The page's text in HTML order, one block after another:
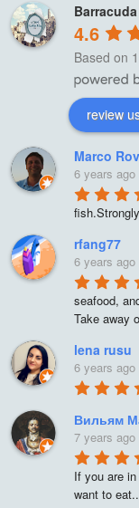
Barracuda
4.6
Based on
review
Marco
6 years ago
rfang77
6 years ago
seafood,
Take away
lena rusu
6 years ago
Вильям
7 years ago
If you are
want to eat